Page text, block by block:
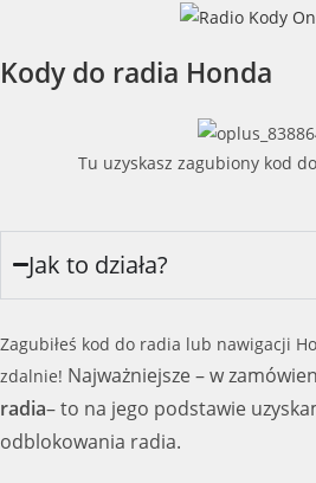
Kody do radia Honda
Tu uzyskasz zagubiony kod
Jak to działa?
Zagubiłeś kod do radia lub nawigacji
zdalnie! Najważniejsze – w
radia– to na jego podstawie
odblokowania radia.